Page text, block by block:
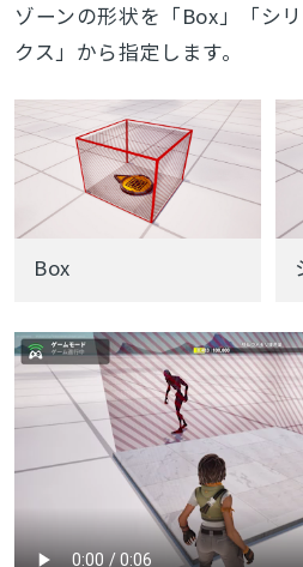
ゾーンの形状を「Box」「シ
クス」から指定します。
Box